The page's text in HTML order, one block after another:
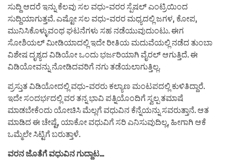
ಸುದ್ದಿ ಆದರೆ ಇನ್ನು ಕೆಲವು ಸಲ ವಧು-ವರರ ಸ್ಪೆಷಲ್ ಎಂಟ್ರಿಯಿಂದ
ಸುದ್ದಿಯಾಗುತ್ತವೆ. ಎಷ್ಟೋ ಸಲ ವಧು-ವರರ ಮಧ್ಯದಲ್ಲಿ ಜಗಳ, ಕೋಪ,
ಮುನಿಸಿಕೊಳ್ಳುವಂಥ ಘಟನೆಗಳು ಸಹ ನಡೆಯುವುದುಂಟು. ಈಗ
ಸೋಶಿಯಲ್ ಮೀಡಿಯಾದಲ್ಲಿ ಇದೇ ರೀತಿಯ ಮದುವೆಯಲ್ಲಿ ನಡೆದ ತುಂಬಾ
ವಿಶೇಷ ದೃಶ್ಯದ ವಿಡಿಯೋ ಒಂದು ಭರ್ಜರಿಯಾಗಿ ವೈರಲ್ ಆಗುತ್ತಿದೆ. ಈ
ವಿಡಿಯೋವನ್ನು ನೋಡಿದವರಿಗೆ ನಗು ತಡೆಯಲಾಗುತ್ತಿಲ್ಲ.
ಪ್ರಸ್ತುತ ವಿಡಿಯೋದಲ್ಲಿ ವಧು-ವರರು ಕಲ್ಯಾಣ ಮಂಟಪದಲ್ಲಿ ಕುಳಿತಿದ್ದಾರೆ.
ಇದೇ ಸಂದರ್ಭದಲ್ಲಿ ವರ ತನ್ನ ಭಾವಿ ಪತ್ನಿಯೊಂದಿಗೆ ಸ್ವಲ್ಪ ತಮಾಷೆ
ಮಾಡಬೇಕೆಂದು ಯೋಚಿಸಿ ಮೆಲ್ಲಗೆ ವಧುವಿನ ಕೆನ್ನೆಯನ್ನು ಸವರುತ್ತಾನೆ. ಆತ
ಮಾಡಿದ ಈ ಚೇಷ್ಟೆ, ಯಾಕೋ ವಧುವಿಗೆ ಸರಿ ಎನಿಸುವುದಿಲ್ಲ, ಹೀಗಾಗಿ ಆಕೆ
ಒಮ್ಮೆಲೇ ಸಿಟ್ಟಿಗೆ ಬರುತ್ತಾಳೆ.
ವರನ ಜೊತೆಗೆ ವಧುವಿನ ಗುದ್ದಾಟ…